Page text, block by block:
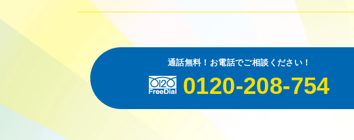
通話無料！お電話でご相談ください！
0120-208-754